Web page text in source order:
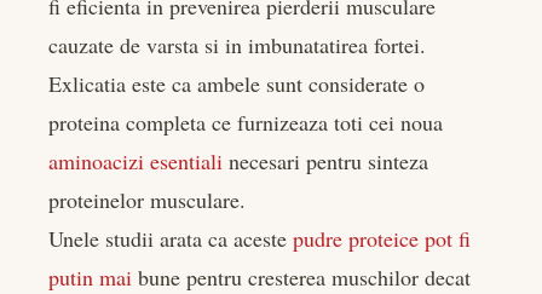
fi eficienta in prevenirea pierderii musculare
cauzate de varsta si in imbunatatirea fortei.
Exlicatia este ca ambele sunt considerate o
proteina completa ce furnizeaza toti cei noua
aminoacizi esentiali necesari pentru sinteza
proteinelor musculare.
Unele studii arata ca aceste pudre proteice pot fi
putin mai bune pentru cresterea muschilor decat